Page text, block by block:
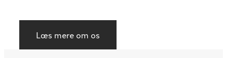
Læs mere om os